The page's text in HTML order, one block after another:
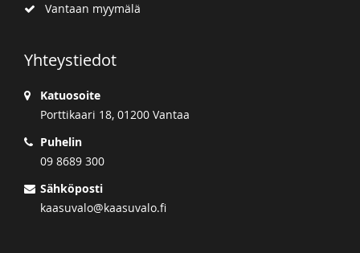
Vantaan myymälä
Yhteystiedot
Katuosoite
Porttikaari 18, 01200 Vantaa
Puhelin
09 8689 300
Sähköposti
kaasuvalo@kaasuvalo.fi